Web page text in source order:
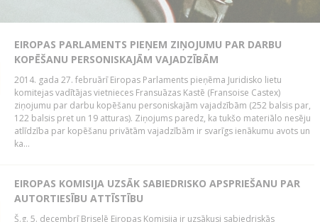
EIROPAS PARLAMENTS PIEŅEM ZIŅOJUMU PAR DARBU
KOPĒŠANU PERSONISKAJĀM VAJADZĪBĀM
2014. gada 27. februārī Eiropas Parlaments pieņēma Juridisko lietu
komitejas vadītājas vietnieces Fransuāzas Kastē (Fransoise Castex)
ziņojumu par darbu kopēšanu personiskajām vajadzībām (252 balsis par,
122 balsis pret un 19 atturas). Ziņojums paredz, ka tukšo materiālo nesēju
atlīdzība par kopēšanu privātām vajadzībām ir svarīgs ienākumu avots un
ka...
EIROPAS KOMISIJA UZSĀK SABIEDRISKO APSPRIEŠANU PAR
AUTORTIESĪBU ATTĪSTĪBU
Š.g. 5. decembrī Briselē Eiropas Komisija ir uzsākusi sabiedriskās